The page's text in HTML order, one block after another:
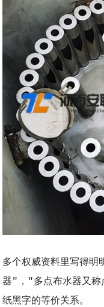
多个权威资料里写得明
器"，"多点布水器又称
纸黑字的等价关系。